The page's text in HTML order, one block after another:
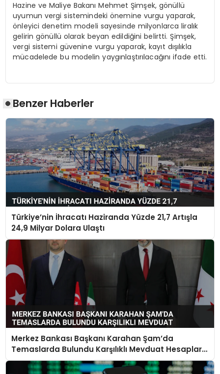
Hazine ve Maliye Bakanı Mehmet Şimşek, gönüllü
uyumun vergi sistemindeki önemine vurgu yaparak,
önleyici denetim modeli sayesinde milyonlarca liralık
gelirin gönüllü olarak beyan edildiğini belirtti. Şimşek,
vergi sistemi güvenine vurgu yaparak, kayıt dışılıkla
mücadelede bu modelin yaygınlaştırılacağını ifade etti.
Benzer Haberler
Türkiye’nin İhracatı Haziranda Yüzde 21,7 Artışla
24,9 Milyar Dolara Ulaştı
Merkez Bankası Başkanı Karahan Şam’da
Temaslarda Bulundu Karşılıklı Mevduat Hesapları
Açılacak